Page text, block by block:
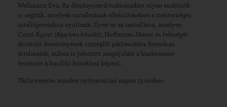
Wellmann Éva. Az élményszerű tudásátadást olyan eszközök
is segítik, amelyek tartalmának elkészítésében a mesterséges
intelligenciához nyúltunk. Ilyen az az installáció, amelyen
Canzi Ágost 1854-ben készült, Hoffmann Jánost és feleségét
ábrázoló festményének szereplői párbeszédes formában
értelmezik, miben is jelentett megújulást a biedermeier
festészet a korábbi korokhoz képest.
Tárlatvezetés minden nyitvatartási napon 13 órakor.